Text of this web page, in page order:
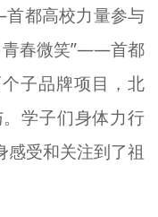
都高校力量参与
青春微笑”——首都
子品牌项目，北
学子们身体力行
感受和关注到了祖